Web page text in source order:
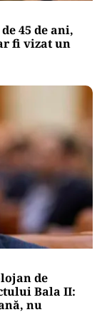
45 de ani,
fi vizat un
de
Bala II:
nu